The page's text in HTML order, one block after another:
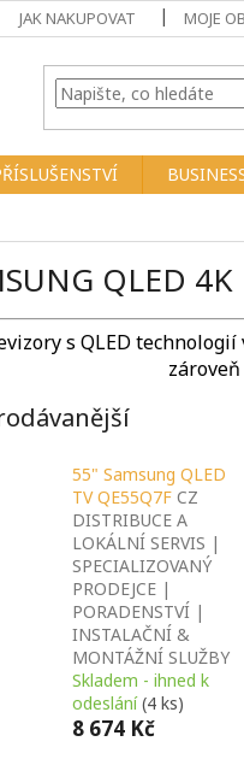
JAK NAKUPOVAT MOJE
QLED 4K
s QLED
55" Samsung QLED
TV QE55Q7F CZ
DISTRIBUCE A
LOKÁLNÍ SERVIS |
SPECIALIZOVANÝ
PRODEJCE |
PORADENSTVÍ |
INSTALAČNÍ &
MONTÁŽNÍ SLUŽBY
Skladem - ihned k
odeslání(4 ks)
8 674 Kč